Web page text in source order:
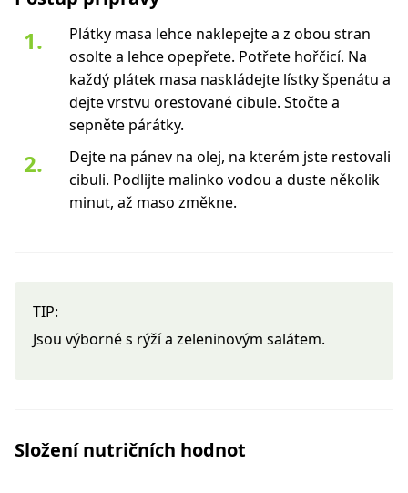
Plátky masa lehce naklepejte a z obou stran
osolte a lehce opepřete. Potřete hořčicí. Na
každý plátek masa naskládejte lístky špenátu a
dejte vrstvu orestované cibule. Stočte a
sepněte párátky.
Dejte na pánev na olej, na kterém jste restovali
cibuli. Podlijte malinko vodou a duste několik
minut, až maso změkne.
TIP:
Jsou výborné s rýží a zeleninovým salátem.
Složení nutričních hodnot